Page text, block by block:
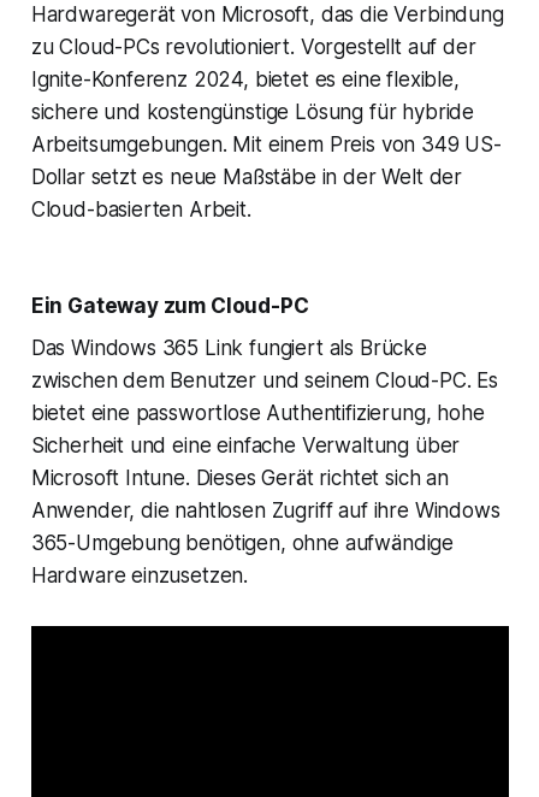
Hardwaregerät von Microsoft, das die Verbindung
zu Cloud-PCs revolutioniert. Vorgestellt auf der
Ignite-Konferenz 2024, bietet es eine flexible,
sichere und kostengünstige Lösung für hybride
Arbeitsumgebungen. Mit einem Preis von 349 US-
Dollar setzt es neue Maßstäbe in der Welt der
Cloud-basierten Arbeit.
Ein Gateway zum Cloud-PC
Das Windows 365 Link fungiert als Brücke
zwischen dem Benutzer und seinem Cloud-PC. Es
bietet eine passwortlose Authentifizierung, hohe
Sicherheit und eine einfache Verwaltung über
Microsoft Intune. Dieses Gerät richtet sich an
Anwender, die nahtlosen Zugriff auf ihre Windows
365-Umgebung benötigen, ohne aufwändige
Hardware einzusetzen.